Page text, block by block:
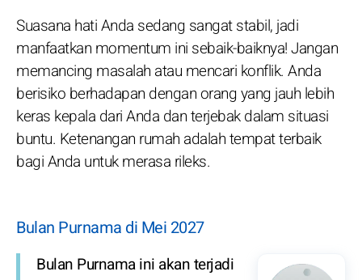
Suasana hati Anda sedang sangat stabil, jadi
manfaatkan momentum ini sebaik-baiknya! Jangan
memancing masalah atau mencari konflik. Anda
berisiko berhadapan dengan orang yang jauh lebih
keras kepala dari Anda dan terjebak dalam situasi
buntu. Ketenangan rumah adalah tempat terbaik
bagi Anda untuk merasa rileks.
Bulan Purnama di Mei 2027
Bulan Purnama ini akan terjadi